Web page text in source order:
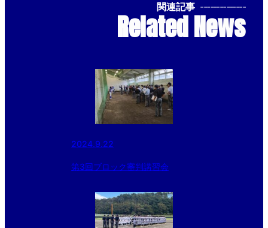
関連記事 --------------
Related News
2024.9.22
第3回ブロック審判講習会